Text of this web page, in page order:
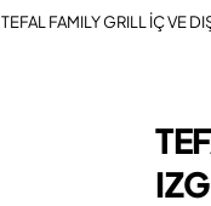
TEFAL FAMILY GRILL İÇ VE